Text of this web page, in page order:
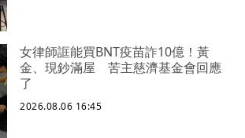
女律師誆能買BNT疫苗詐10億！黃
金、現鈔滿屋 苦主慈濟基金會回應
了
2026.08.06 16:45